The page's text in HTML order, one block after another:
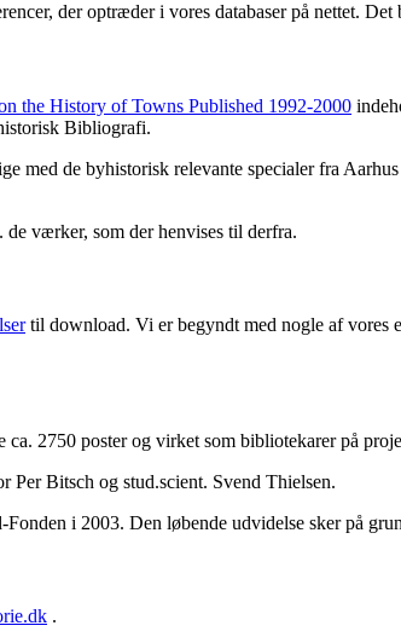
der optræder i vores databaser på nettet.
the History of Towns Published 1992-2000
Bibliografi.
de byhistorisk relevante specialer fra
værker, som der henvises til derfra.
til download. Vi er begyndt med nogle af vores
ca. 2750 poster og virket som bibliotekarer på
Bitsch og stud.scient. Svend Thielsen.
i 2003. Den løbende udvidelse sker på
.